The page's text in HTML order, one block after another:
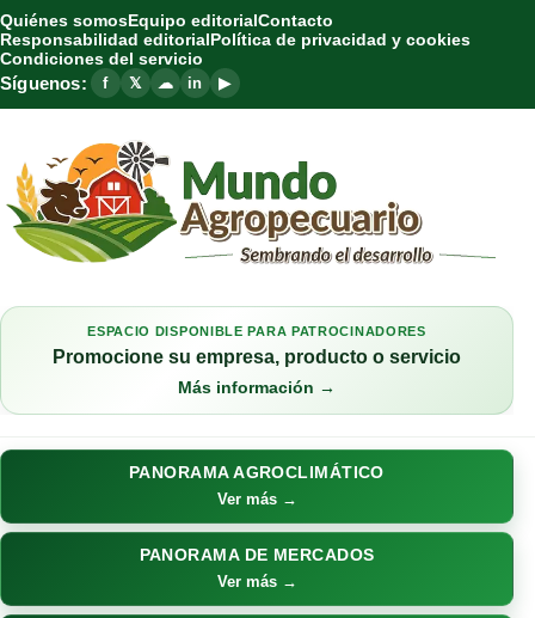
Quiénes somosEquipo editorialContacto
Responsabilidad editorialPolítica de privacidad y cookies
Condiciones del servicio
Síguenos: f 𝕏 ☁ in ▶
ESPACIO DISPONIBLE PARA PATROCINADORES
Promocione su empresa, producto o servicio
Más información →
PANORAMA AGROCLIMÁTICO
Ver más →
PANORAMA DE MERCADOS
Ver más →